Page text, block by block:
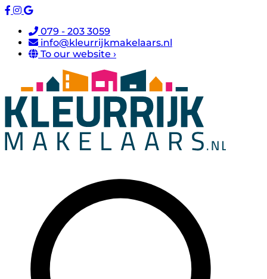
079 - 203 3059
info@kleurrijkmakelaars.nl
To our website ›